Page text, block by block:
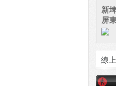
新
屏
線